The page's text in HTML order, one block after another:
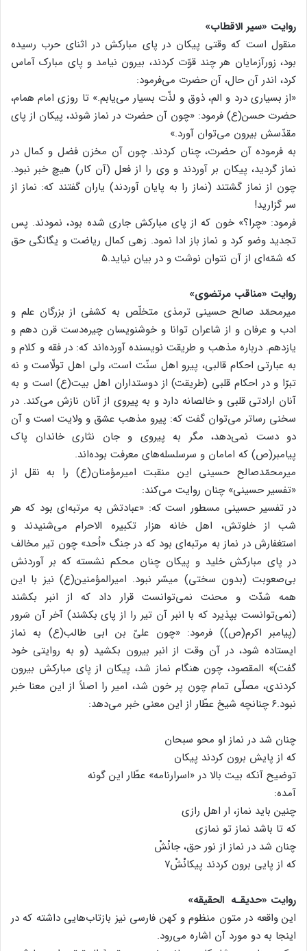
روایت «سیر الاقطاب»
منقول است که وقتی پیکان در پای مبارکش در اثنای حرب رسیده
بود، زورآزمایان هر چند قوّت کردند، بیرون نیامد و پای مبارک آماس
کرد، اندر آن حال، آن حضرت می‌فرمود:
«از بسیاری درد و الم، ذوق و لذّت بسیار می‌یابم.» تا روزی امام همام،
حضرت حسن(ع) فرمود: «چون آن حضرت در نماز شوند، پیکان از پای
مقدّسش بیرون می‌توان آورد.»
به فرموده آن حضرت، چنان کردند. چون آن مخزن فضل و کمال در
نماز گردید، پیکان بر آوردند و وی را از فعل (آن کار) هیچ خبر نبود.
چون از نماز گشتند (نماز را به پایان آوردند) یاران گفتند که: نماز از
سر گزارید!
فرمود: «چرا؟» خون که از پای مبارکش جاری شده بود، نمودند. پس
تجدید وضو کرد و نماز باز ادا نمود. زهی کمال ریاضت و یگانگی حق
که شمّه‌ای از آن نتوان نوشت و در بیان نیاید.۵
روایت «مناقب مرتضوی»
میرمحمّد صالح حسینی ترمذی متخلّص به کشفی از بزرگان علم و
ادب و عرفان و از شاعران توانا و خوشنویسان چیره‌دست قرن دهم و
یازدهم. درباره مذهب و طریقت نویسنده آورده‌اند که: در فقه و کلام و
به عبارتی احکام قالبی، پیرو اهل سنّت است، ولی اهل تولّاست و نه
تبرّا و در احکام قلبی (طریقت) از دوستداران اهل بیت(ع) است و به
آنان ارادتی قلبی و خالصانه دارد و به پیروی از آنان نازش می‌کند. در
سخنی رساتر می‌توان گفت که: پیرو مذهب عشق و ولایت است و آن
دو دست نمی‌دهد، مگر به پیروی و جان نثاری خاندان پاک
پیامبر(ص) که امامان و سرسلسله‌های معرفت بوده‌اند.
میرمحمّدصالح حسینی این منقبت امیرمؤمنان(ع) را به نقل از
«تفسیر حسینی» چنان روایت می‌کند:
در تفسیر حسینی مسطور است که: «عبادتش به مرتبه‌ای بود که هر
شب از خلوتش، اهل خانه هزار تکبیره الاحرام می‌شنیدند و
استغفارش در نماز به مرتبه‌ای بود که در جنگ «اُحد» چون تیر مخالف
در پای مبارکش خلید و پیکان چنان محکم نشسته که بر آوردنش
بی‌صعوبت (بدون سختی) میسّر نبود. امیرالمؤمنین(ع) نیز با این
همه شدّت و محنت نمی‌توانست قرار داد که از انبر بکشند
(نمی‌توانست بپذیرد که با انبر آن تیر را از پای بکشند) آخر آن سَرور
(پیامبر اکرم(ص)) فرمود: «چون علیّ بن ابی طالب(ع) به نماز
ایستاده شود، در آن وقت از انبر بیرون بکشید (و به روایتی خود
گفت)» المقصود، چون هنگام نماز شد، پیکان از پای مبارکش بیرون
کردندی، مصلّی تمام چون پر خون شد، امیر را اصلاً از این معنا خبر
نبود.۶ چنانچه شیخ عطّار از این معنی خبر می‌دهد:
چنان شد در نماز او محو سبحان
که از پایش برون کردند پیکان
توضیح آنکه بیت بالا در «اسرارنامه» عطّار این گونه
آمده:
چنین باید نماز، ار اهل رازی
که تا باشد نماز تو نمازی
چنان شد در نماز از نور حق، جانْشْ
که از پایی برون کردند پیکانْشْ۷
روایت «حدیقـه الحقیقه»
این واقعه در متون منظوم و کهن فارسی نیز بازتاب‌هایی داشته که در
اینجا به دو مورد آن اشاره می‌رود.